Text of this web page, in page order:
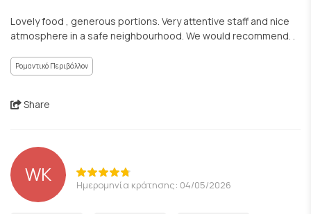
Lovely food , generous portions. Very attentive staff and nice
atmosphere in a safe neighbourhood. We would recommend. .
Ρομαντικό Περιβάλλον
Share
WK Ημερομηνία κράτησης: 04/05/2026